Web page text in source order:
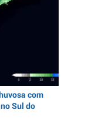
com
Sul do